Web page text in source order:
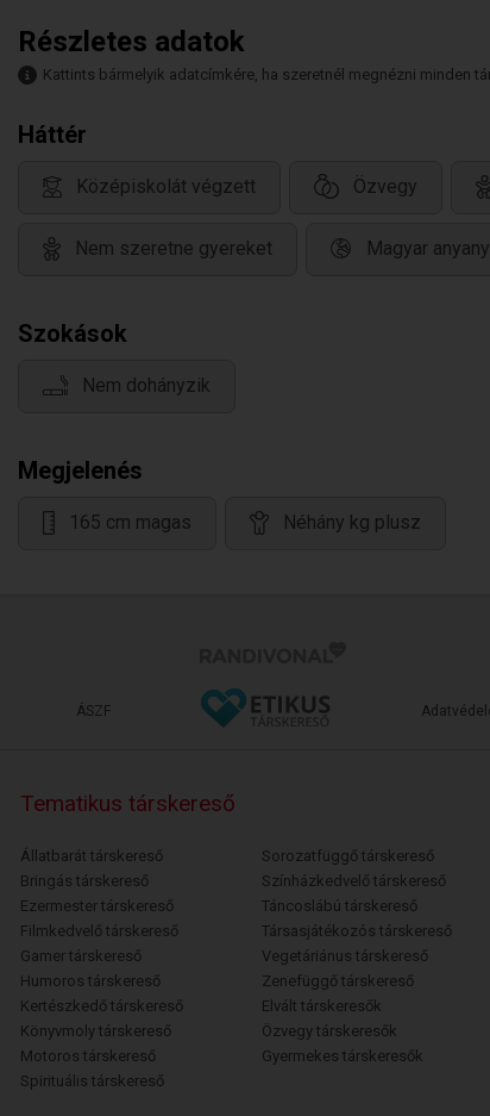
Részletes adatok
Kattints bármelyik adatcímkére, ha szeretnél megnézni minden
Háttér
Középiskolát végzett Özvegy
Nem szeretne gyereket Magyar
Szokások
Nem dohányzik
Megjelenés
165 cm magas Néhány kg plusz
ÁSZF
Tematikus társkereső
Állatbarát társkereső
Bringás társkereső
Ezermester társkereső
Filmkedvelő társkereső
Gamer társkereső
Humoros társkereső
Kertészkedő társkereső
Könyvmoly társkereső
Motoros társkereső
Spirituális társkereső
Sorozatfüggő társkereső
Színházkedvelő társkereső
Táncoslábú társkereső
Társasjátékozós társkereső
Vegetáriánus társkereső
Zenefüggő társkereső
Elvált társkeresők
Özvegy társkeresők
Gyermekes társkeresők